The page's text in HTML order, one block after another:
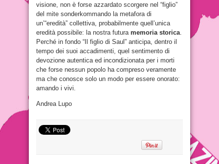
visione, non è forse azzardato scorgere nel “figlio”
del mite sonderkommando la metafora di
un’“eredità” collettiva, probabilmente quell’unica
eredità possibile: la nostra futura memoria storica.
Perché in fondo “Il figlio di Saul” anticipa, dentro il
tempo dei suoi accadimenti, quel sentimento di
devozione autentica ed incondizionata per i morti
che forse nessun popolo ha compreso veramente
ma che conosce solo un modo per essere onorato:
amando i vivi.
Andrea Lupo